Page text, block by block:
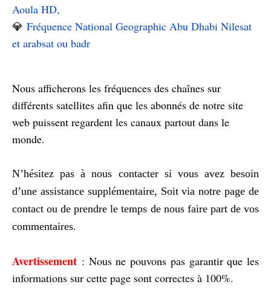
Aoula HD,
💎 Fréquence National Geographic Abu Dhabi Nilesat
et arabsat ou badr
Nous afficherons les fréquences des chaînes sur
différents satellites afin que les abonnés de notre site
web puissent regardent les canaux partout dans le
monde.
N’hésitez pas à nous contacter si vous avez besoin
d’une assistance supplémentaire, Soit via notre page de
contact ou de prendre le temps de nous faire part de vos
commentaires.
Avertissement : Nous ne pouvons pas garantir que les
informations sur cette page sont correctes à 100%.